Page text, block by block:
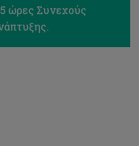
ώρες Συνεχούς